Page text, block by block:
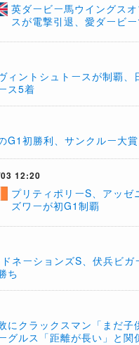
英ダービー馬ウイングス
スが電撃引退、愛ダービ
ィントシュトースが制覇、
ス5着
G1初勝利、サンクルー大
12:20
プリティポリーS、アッゼ
ズワーが初G1制覇
ネーションズS、伏兵ビガ
ち
にクラックスマン「まだ子
グルス「距離が長い」と関